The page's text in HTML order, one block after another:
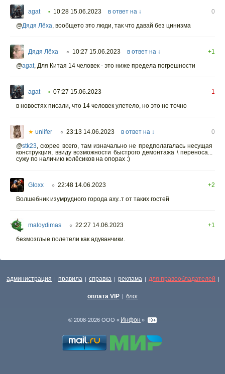
agat • 10:28 15.06.2023 в ответ на ↓
0
@Дядя Лёха, вообщето это люди, так что давай без цинизма
Дядя Лёха ○ 10:27 15.06.2023 в ответ на ↓
+1
@agat, Для Китая 14 человек - это ниже предела погрешности
agat • 07:27 15.06.2023
-1
в новостях писали, что 14 человек улетело, но это не точно
★ unlifer ○ 23:13 14.06.2023 в ответ на ↓
0
@stk23, скорее всего, там изначально не предполагалась несущая
конструкция, ввиду возможности быстрого демонтажа \ переноса...
сужу по наличию колёсиков на опорах :)
Gloxx ○ 22:48 14.06.2023
+2
Волшебник изумрудного города аху..т от таких гостей
maloydimas ○ 22:27 14.06.2023
+1
безмозглые полетели как адуванчики.
администрация | правила | справка | реклама | для правообладателей |
оплата VIP | блог
© 2008-2026 ООО « Инфон »